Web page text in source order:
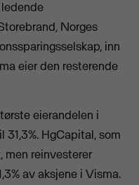
Norges
inn
eier den resterende
eierandelen i
31,3%. HgCapital, som
men reinvesterer
av aksjene i Visma.